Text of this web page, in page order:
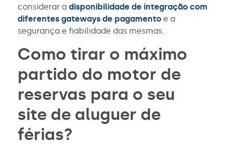
considerar a disponibilidade de integração com
diferentes gateways de pagamento e a
segurança e fiabilidade das mesmas.
Como tirar o máximo
partido do motor de
reservas para o seu
site de aluguer de
férias?